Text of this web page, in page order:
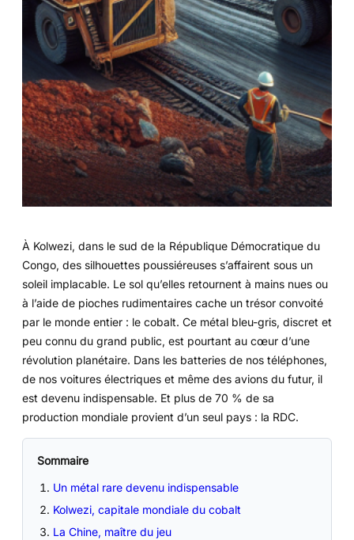
À Kolwezi, dans le sud de la République Démocratique du
Congo, des silhouettes poussiéreuses s’affairent sous un
soleil implacable. Le sol qu’elles retournent à mains nues ou
à l’aide de pioches rudimentaires cache un trésor convoité
par le monde entier : le cobalt. Ce métal bleu-gris, discret et
peu connu du grand public, est pourtant au cœur d’une
révolution planétaire. Dans les batteries de nos téléphones,
de nos voitures électriques et même des avions du futur, il
est devenu indispensable. Et plus de 70 % de sa
production mondiale provient d’un seul pays : la RDC.
Sommaire
Un métal rare devenu indispensable
Kolwezi, capitale mondiale du cobalt
La Chine, maître du jeu